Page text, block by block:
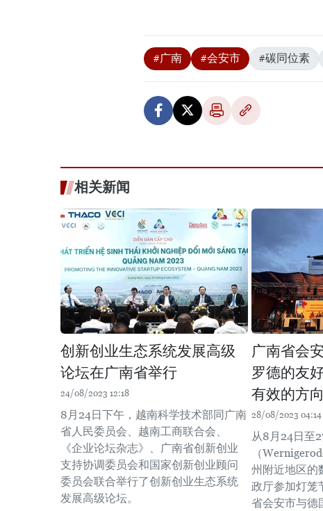
#广南 #会安市 #碳同位素
相关新闻
创新创业生态系统发展高级
论坛在广南省举行
24/08/2023 12:18
8月24日下午，越南科学技术部同广南
省人民委员会、越南工商联合会、
《企业论坛杂志》、广南省创新创业
支持协调委员会和国家创新创业顾问
委员会联合举行了创新创业生态系统
发展高级论坛。
广南省会
罗德的友
有效的方
28/08/2023 04:14
从8月24日至
（
州附近地区的
政厅参加灯笼
省会安市与德